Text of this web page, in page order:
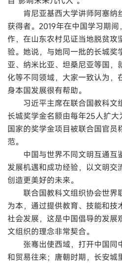
肯尼亚基西大学讲师阿塞纳
获得者。2019年在中国学习期
作，在山东农村见证当地脱贫攻
验。她说，与她同一批的长城奖
亚、纳米比亚、坦桑尼亚等国，
化等不同领域，大家一致认为，
身本国发展很有帮助。
习近平主席在联合国教科文
长城奖学金名额由每年25人扩
国家的奖学金项目被联合国官员
范。
中国与世界不同文明互通互
发展机遇和成功经验，以文明交
创造更美好的未来。
联合国教科文组织协会世界
为本，通过提供教育、技能和技
社会发展，这是中国倡导的发展
文组织的理念非常契合。
张骞出使西域，打开中国同
和贸易往来；唐朝时期，长安城